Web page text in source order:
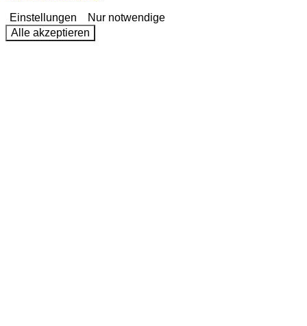
Einstellungen
Nur notwendige
Alle akzeptieren